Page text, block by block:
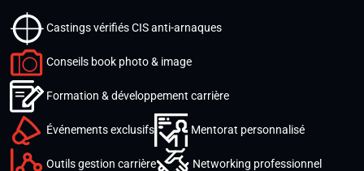
Castings vérifiés CIS anti-arnaques
Conseils book photo & image
Formation & développement carrière
Événements exclusifs Mentorat personnalisé
Outils gestion carrière Networking professionnel